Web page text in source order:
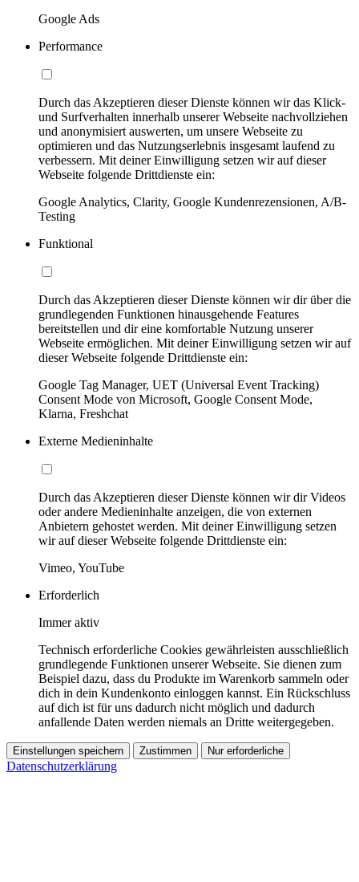
Google Ads
Performance
Durch das Akzeptieren dieser Dienste können wir das Klick-
und Surfverhalten innerhalb unserer Webseite nachvollziehen
und anonymisiert auswerten, um unsere Webseite zu
optimieren und das Nutzungserlebnis insgesamt laufend zu
verbessern. Mit deiner Einwilligung setzen wir auf dieser
Webseite folgende Drittdienste ein:
Google Analytics, Clarity, Google Kundenrezensionen, A/B-
Testing
Funktional
Durch das Akzeptieren dieser Dienste können wir dir über die
grundlegenden Funktionen hinausgehende Features
bereitstellen und dir eine komfortable Nutzung unserer
Webseite ermöglichen. Mit deiner Einwilligung setzen wir auf
dieser Webseite folgende Drittdienste ein:
Google Tag Manager, UET (Universal Event Tracking)
Consent Mode von Microsoft, Google Consent Mode,
Klarna, Freshchat
Externe Medieninhalte
Durch das Akzeptieren dieser Dienste können wir dir Videos
oder andere Medieninhalte anzeigen, die von externen
Anbietern gehostet werden. Mit deiner Einwilligung setzen
wir auf dieser Webseite folgende Drittdienste ein:
Vimeo, YouTube
Erforderlich
Immer aktiv
Technisch erforderliche Cookies gewährleisten ausschließlich
grundlegende Funktionen unserer Webseite. Sie dienen zum
Beispiel dazu, dass du Produkte im Warenkorb sammeln oder
dich in dein Kundenkonto einloggen kannst. Ein Rückschluss
auf dich ist für uns dadurch nicht möglich und dadurch
anfallende Daten werden niemals an Dritte weitergegeben.
Einstellungen speichern Zustimmen Nur erforderliche
Datenschutzerklärung